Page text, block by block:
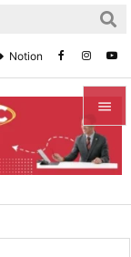


メニュ

Notion